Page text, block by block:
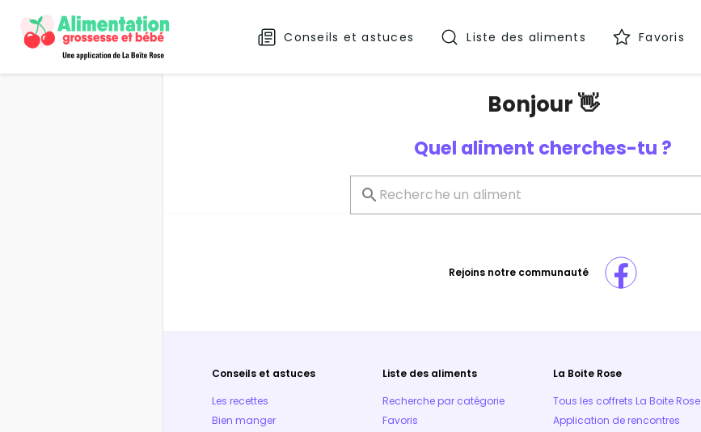
Conseils et astuces Liste des aliments Favoris
Bonjour 👋
Quel aliment cherches-tu ?
Rejoins notre communauté
Conseils et astuces
Les recettes
Bien manger
Liste des aliments
Recherche par catégorie
Favoris
La Boite Rose
Tous les coffrets La Boite Rose
Application de rencontres